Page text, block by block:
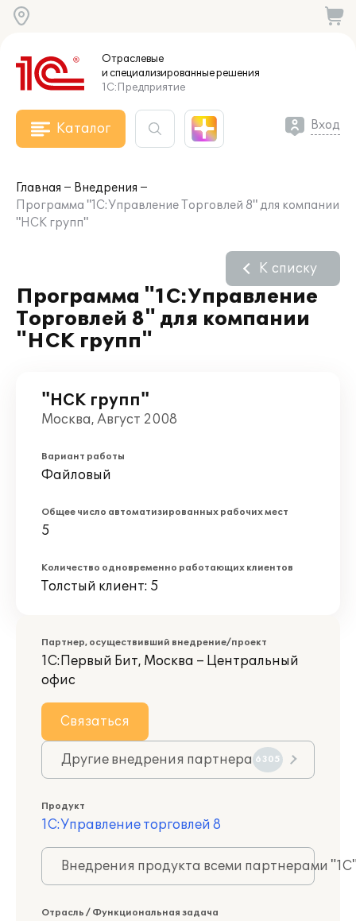
Отраслевые
и специализированныерешения
1С:Предприятие
Каталог Вход
Главная
Внедрения
Программа "1С:Управление Торговлей 8" для компании
"НСК групп"
Программа "1С:Управление
Торговлей 8" для компании
"НСК групп"
К списку
"НСК групп"
Москва, Август 2008
Вариант работы
Файловый
Общее число автоматизированных рабочих мест
5
Количество одновременно работающих клиентов
Толстый клиент: 5
Партнер, осуществивший внедрение/проект
1С:Первый Бит, Москва – Центральный
офис
Связаться
Другие внедрения партнера 6305
Продукт
1С:Управление торговлей 8
Внедрения продукта всеми партнерами
Отрасль / Функциональная задача